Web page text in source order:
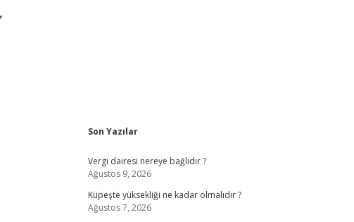
Sidebar
Son Yazılar
Vergi dairesi nereye bağlıdır ?
Ağustos 9, 2026
Küpeşte yüksekliği ne kadar olmalıdır ?
Ağustos 7, 2026